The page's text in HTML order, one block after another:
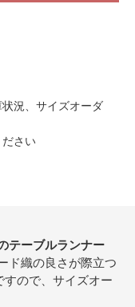
況、サイズオーダ
さい
テーブルランナー
ド織の良さが際立つ
すので、サイズオー